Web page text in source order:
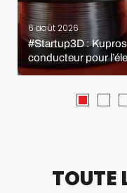
6 août 2026
#Startup3D :
conducteur pour
TOUTE